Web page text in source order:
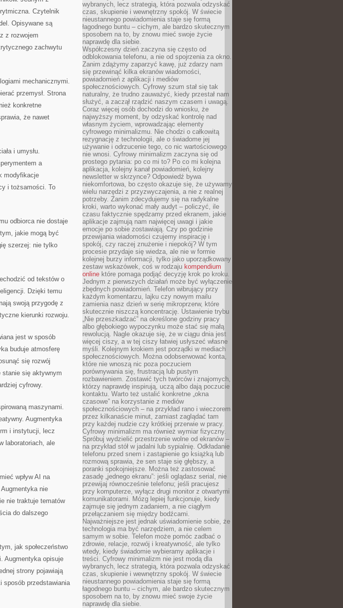
Czytelnik
Opisywane są
z rozwojem
zachwytu
mechanicznymi.
przemysł. Strona
konkretne
że nawet
i umysłu.
a
modyfikacje
i tożsamości. To
odbiorca nie dostaje
jakie mogą być
szerzej: nie tylko
od tekstów o
Dzięki temu
swoją przygodę z
kierunki rozwoju.
jest w sposób
buduje atmosferę
się rozwój
się aktywnym
cyfrowy.
maszynami.
Augmentyka
i instytucji, lecz
laboratoriach, ale
wpływ AI na
nie
nie traktuje tematów
do dalszego
jak społeczeństwo
Augmentyka opisuje
strony pojawiają
sposób przedstawiania
wybranych, lecz strategią, która pozwala odzyskać
czas, skupienie i wewnętrzny spokój. W świecie
nieustannego powiadomienia staje się formą
łagodnego buntu – cichym, ale bardzo skutecznym
sposobem na to, by znowu mieć swoje życie
naprawdę dla siebie.
Współczesny dzień zaczyna się często od
odblokowania telefonu, a nie od spojrzenia za okno.
Zanim zdążymy zaparzyć kawę, już zdarzy nam
się przewinąć kilka ekranów wiadomości,
powiadomień z aplikacji i mediów
społecznościowych. Cyfrowy szum stał się tak
naturalny, że trudno zauważyć, kiedy przestał nam
służyć, a zaczął rządzić naszym czasem i uwagą.
Coraz więcej osób dochodzi do wniosku, że
najwyższy moment, by odzyskać kontrolę nad
własnym życiem, wprowadzając elementy
cyfrowego minimalizmu. Nie chodzi o całkowitą
rezygnację z technologii, ale o świadome jej
używanie i odrzucenie tego, co nic wartościowego
nie wnosi. Cyfrowy minimalizm zaczyna się od
prostego pytania: po co mi to? Po co mi kolejna
aplikacja, kolejny kanał powiadomień, kolejny
newsletter w skrzynce? Odpowiedź bywa
niekomfortowa, bo często okazuje się, że używamy
wielu narzędzi z przyzwyczajenia, a nie z realnej
potrzeby. Zanim zdecydujemy się na radykalne
kroki, warto wykonać mały audyt – policzyć, ile
czasu faktycznie spędzamy przed ekranem, jakie
aplikacje zajmują nam najwięcej uwagi i jakie
emocje po sobie zostawiają. Czy po godzinie
przewijania wiadomości czujemy inspirację i
spokój, czy raczej znużenie i niepokój? W tym
procesie przydaje się wiedza, ale nie w formie
kolejnej burzy informacji, tylko jako uporządkowany
zestaw wskazówek, coś w rodzaju kompendium
online które pomaga podjąć decyzję krok po kroku.
Jednym z pierwszych działań może być wyłączenie
zbędnych powiadomień. Telefon wibrujący przy
każdym komentarzu, lajku czy nowym mailu
zamienia nasz dzień w serię mikroprzerw, które
skutecznie niszczą koncentrację. Ustawienie trybu
„Nie przeszkadzać” na określone godziny pracy
albo głębokiego wypoczynku może stać się małą
rewolucją. Nagle okazuje się, że w ciągu dnia jest
więcej ciszy, a w tej ciszy łatwiej usłyszeć własne
myśli. Kolejnym krokiem jest porządki w mediach
społecznościowych. Można odobserwować konta,
które nie wnoszą nic poza poczuciem
porównywania się, frustracją lub pustym
rozbawieniem. Zostawić tych twórców i znajomych,
którzy naprawdę inspirują, uczą albo dają poczucie
kontaktu. Warto też ustalić konkretne „okna
czasowe” na korzystanie z mediów
społecznościowych – na przykład rano i wieczorem
przez kilkanaście minut, zamiast zaglądać tam
przy każdej nudzie czy krótkiej przerwie w pracy.
Cyfrowy minimalizm ma również wymiar fizyczny.
Spróbuj wydzielić przestrzenie wolne od ekranów –
na przykład stół w jadalni lub sypialnię. Odkładanie
telefonu przed snem i zastąpienie go książką lub
rozmową sprawia, że sen staje się głębszy, a
poranki spokojniejsze. Można też zastosować
zasadę „jednego ekranu”: jeśli oglądasz serial, nie
przewijaj równocześnie telefonu; jeśli pracujesz
przy komputerze, wyłącz drugi monitor z otwartymi
komunikatorami. Mózg lepiej funkcjonuje, kiedy
zajmuje się jednym zadaniem, a nie ciągłym
przełączaniem się między bodźcami.
Najważniejsze jest jednak uświadomienie sobie, że
technologia ma być narzędziem, a nie celem
samym w sobie. Telefon może pomóc zadbać o
zdrowie, relacje, rozwój i kreatywność, ale tylko
wtedy, kiedy świadomie wybieramy aplikacje i
treści. Cyfrowy minimalizm nie jest modą dla
wybranych, lecz strategią, która pozwala odzyskać
czas, skupienie i wewnętrzny spokój. W świecie
nieustannego powiadomienia staje się formą
łagodnego buntu – cichym, ale bardzo skutecznym
sposobem na to, by znowu mieć swoje życie
naprawdę dla siebie.